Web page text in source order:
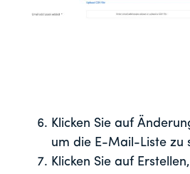
Klicken Sie auf
um die E-Mail-Liste zu
Klicken Sie auf